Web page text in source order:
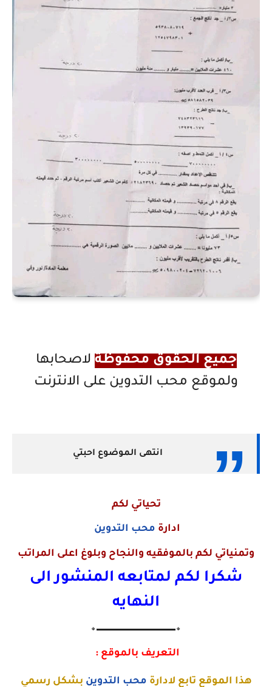
جميع الحقوق محفوظة لاصحابها
ولموقع محب التدوين على الانترنت
انتهى الموضوع احبتي
تحياتي لكم
ادارة محب التدوين
وتمنياتي لكم بالموفقيه والنجاح وبلوغ اعلى المراتب
شكرا لكم لمتابعه المنشور الى
النهايه
🔸▬▬▬▬▬▬▬▬▬▬▬▬▬🔸
التعريف بالموقع :
هذا الموقع تابع لادارة محب التدوين بشكل رسمي